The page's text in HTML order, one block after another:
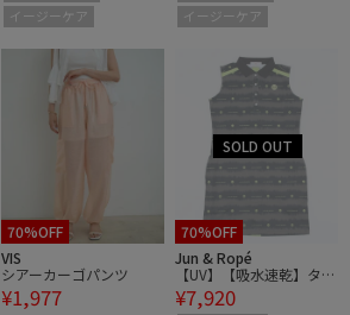
イージーケア
イージーケア
70%OFF
VIS
シアーカーゴパンツ
¥1,977
70%OFF
Jun & Ropé
【UV】【吸水速乾】タイ
ダイプリントノースリー
¥7,920